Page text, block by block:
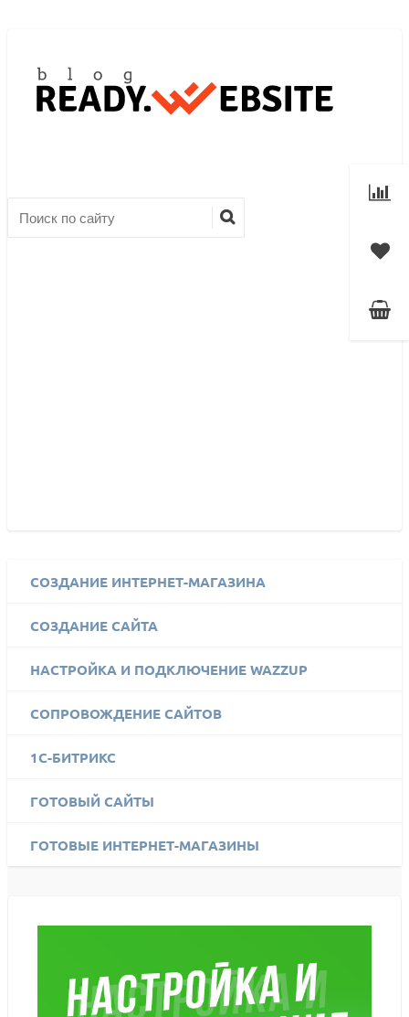
СОЗДАНИЕ ИНТЕРНЕТ-МАГАЗИНА
СОЗДАНИЕ САЙТА
НАСТРОЙКА И ПОДКЛЮЧЕНИЕ WAZZUP
СОПРОВОЖДЕНИЕ САЙТОВ
1C-БИТРИКС
ГОТОВЫЙ САЙТЫ
ГОТОВЫЕ ИНТЕРНЕТ-МАГАЗИНЫ